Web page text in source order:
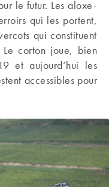
le futur. Les aloxe-
qui les portent,
qui constituent
corton joue, bien
et aujourd’hui les
accessibles pour